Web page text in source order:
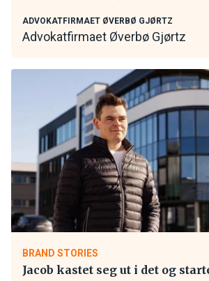
ADVOKATFIRMAET ØVERBØ GJØRTZ
Advokatfirmaet Øverbø Gjørtz
BRAND STORIES
Jacob kastet seg ut i det og